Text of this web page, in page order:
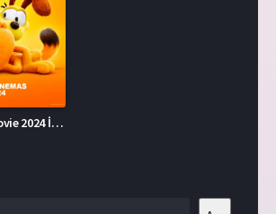
The Garfield Movie 2024 İzle